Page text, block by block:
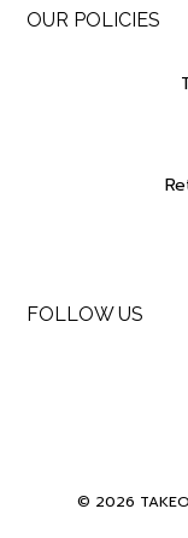
OUR POLICIES
FOLLOW US
© 2026